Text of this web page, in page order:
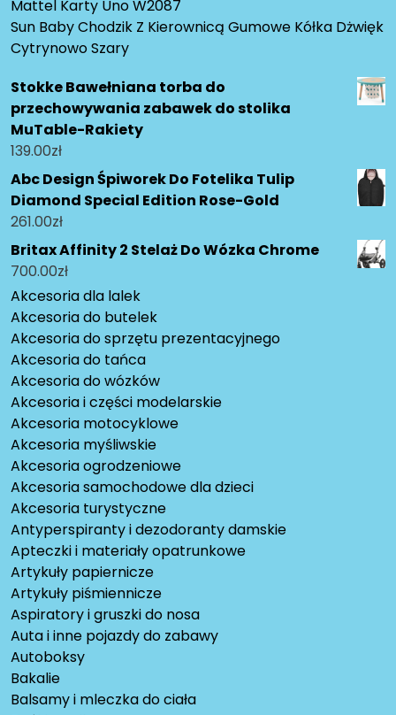
Mattel Karty Uno W2087
Sun Baby Chodzik Z Kierownicą Gumowe Kółka Dżwięk
Cytrynowo Szary
Stokke Bawełniana torba do
przechowywania zabawek do stolika
MuTable-Rakiety
139.00zł
Abc Design Śpiworek Do Fotelika Tulip
Diamond Special Edition Rose-Gold
261.00zł
Britax Affinity 2 Stelaż Do Wózka Chrome
700.00zł
Akcesoria dla lalek
Akcesoria do butelek
Akcesoria do sprzętu prezentacyjnego
Akcesoria do tańca
Akcesoria do wózków
Akcesoria i części modelarskie
Akcesoria motocyklowe
Akcesoria myśliwskie
Akcesoria ogrodzeniowe
Akcesoria samochodowe dla dzieci
Akcesoria turystyczne
Antyperspiranty i dezodoranty damskie
Apteczki i materiały opatrunkowe
Artykuły papiernicze
Artykuły piśmiennicze
Aspiratory i gruszki do nosa
Auta i inne pojazdy do zabawy
Autoboksy
Bakalie
Balsamy i mleczka do ciała